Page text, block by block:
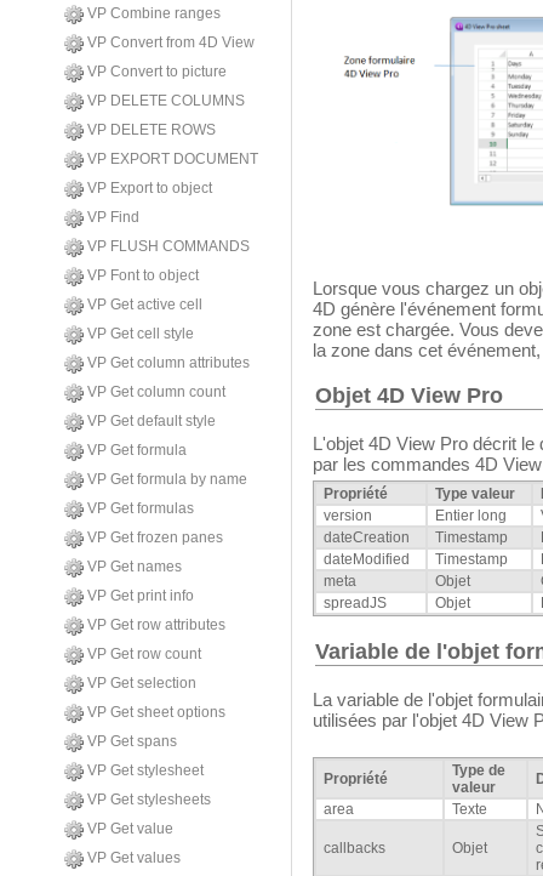
VP Combine ranges
VP Convert from 4D View
VP Convert to picture
VP DELETE COLUMNS
VP DELETE ROWS
VP EXPORT DOCUMENT
VP Export to object
VP Find
VP FLUSH COMMANDS
VP Font to object
VP Get active cell
VP Get cell style
VP Get column attributes
VP Get column count
VP Get default style
VP Get formula
VP Get formula by name
VP Get formulas
VP Get frozen panes
VP Get names
VP Get print info
VP Get row attributes
VP Get row count
VP Get selection
VP Get sheet options
VP Get spans
VP Get stylesheet
VP Get stylesheets
VP Get value
VP Get values
Lorsque vous chargez un
4D génère l'événement
zone est chargée. Vous
la zone dans cet
Objet 4D View Pro
L'objet 4D View Pro décrit
par les commandes 4D
Propriété Type valeur
version
Entier long
dateCreation
Timestamp
dateModified
Timestamp
meta
Objet
spreadJS
Objet
Variable de l'objet
La variable de l'objet
utilisées par l'objet 4D View
Propriété
Type de
valeur
area
Texte
callbacks Objet